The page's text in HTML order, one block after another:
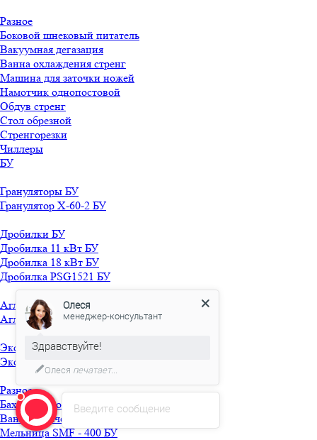
Разное
Боковой шнековый питатель
Вакуумная дегазация
Ванна охлаждения стренг
Машина для заточки ножей
Намотчик однопостовой
Обдув стренг
Стол обрезной
Стренгорезки
Чиллеры
БУ
Грануляторы БУ
Гранулятор X-60-2 БУ
Дробилки БУ
Дробилка 11 кВт БУ
Дробилка 18 кВт БУ
Дробилка PSG1521 БУ
Агломераторы БУ
Агломератор HQ-150 БУ
Экструдеры БУ
Экструдер TRUSIOMA 63 БУ
Разное
Бахилосварочная машина БУ
Ванна горячей мойки БУ
Мельница SMF - 400 БУ
Введите сообщение
Олеся
менеджер-консультант
Здравствуйте!
Олеся печатает...